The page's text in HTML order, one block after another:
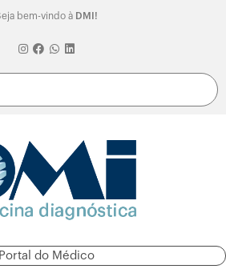
bem-vindo à DMI!
Portal do Médico